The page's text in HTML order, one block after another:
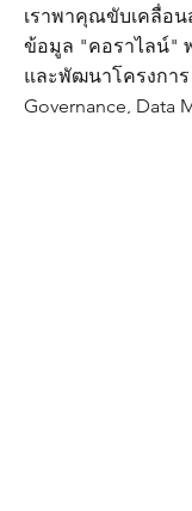
เราพาคุณขับเคลื่อน
ข้อมูล "คอราไลน์"
และพัฒนาโครงการ
Governance, Data